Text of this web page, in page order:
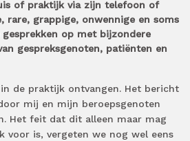
of praktijk via zijn telefoon of
rare, grappige, onwennige en soms
op met bijzondere
gespreksgenoten, patiënten en
de praktijk ontvangen. Het bericht
mij en mijn beroepsgenoten
Het feit dat dit alleen maar mag
voor is, vergeten we nog wel eens